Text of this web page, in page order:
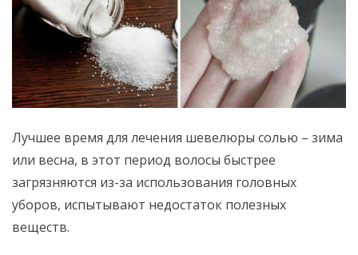
Лучшее время для лечения шевелюры солью – зима
или весна, в этот период волосы быстрее
загрязняются из-за использования головных
уборов, испытывают недостаток полезных
веществ.